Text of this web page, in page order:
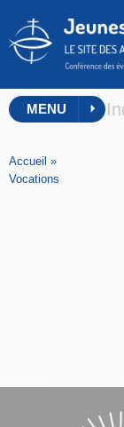
MENU
Accueil »
Vocations